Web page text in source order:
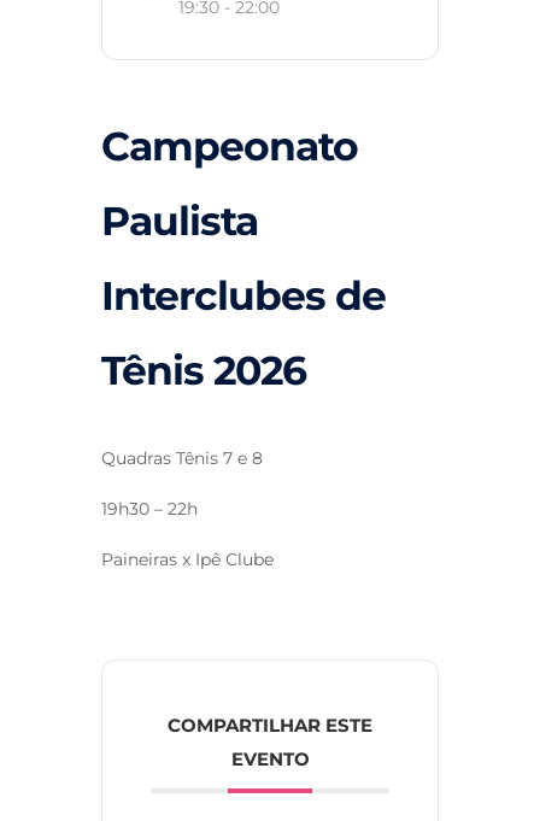
19:30 - 22:00
Campeonato
Paulista
Interclubes de
Tênis 2026
Quadras Tênis 7 e 8
19h30 – 22h
Paineiras x Ipê Clube
COMPARTILHAR ESTE
EVENTO